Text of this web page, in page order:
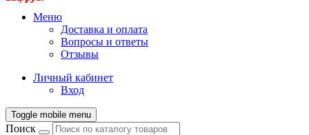
Меню
Доставка и оплата
Вопросы и ответы
Отзывы
Личный кабинет
Вход
Toggle mobile menu
Поиск